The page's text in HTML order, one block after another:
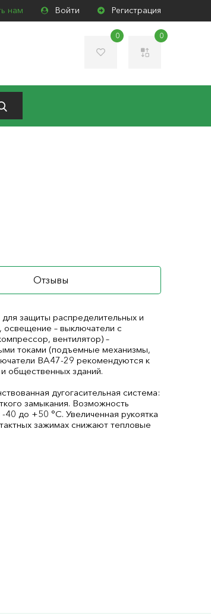
нам Войти Регистрация
0 0
Отзывы
защиты распределительных и
освещение – выключатели с
вентилятор) –
токами (подъемные механизмы,
ВА47-29 рекомендуются к
общественных зданий.
дугогасительная система:
замыкания. Возможность
до +50 °С. Увеличенная рукоятка
зажимах снижают тепловые